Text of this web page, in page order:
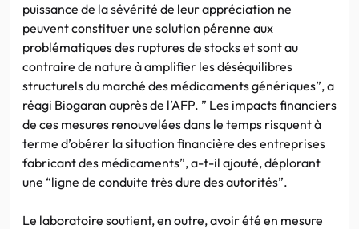
puissance de la sévérité de leur appréciation ne
peuvent constituer une solution pérenne aux
problématiques des ruptures de stocks et sont au
contraire de nature à amplifier les déséquilibres
structurels du marché des médicaments génériques”, a
réagi Biogaran auprès de l’AFP. ” Les impacts financiers
de ces mesures renouvelées dans le temps risquent à
terme d’obérer la situation financière des entreprises
fabricant des médicaments”, a-t-il ajouté, déplorant
une “ligne de conduite très dure des autorités”.
Le laboratoire soutient, en outre, avoir été en mesure